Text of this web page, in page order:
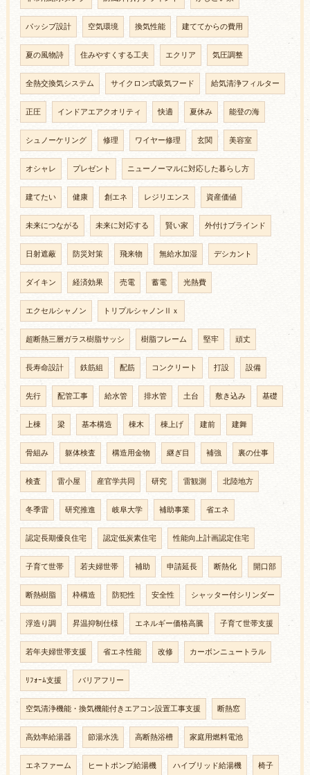
パッシブ設計 空気環境 換気性能 建ててからの費用
夏の風物詩 住みやすくする工夫 エクリア 気圧調整
全熱交換気システム サイクロン式吸気フード 給気清浄フィルター
正圧 インドアエアクオリティ 快適 夏休み 能登の海
シュノーケリング 修理 ワイヤー修理 玄関 美容室
オシャレ プレゼント ニューノーマルに対応した暮らし方
建てたい 健康 創エネ レジリエンス 資産価値
未来につながる 未来に対応する 賢い家 外付けブラインド
日射遮蔽 防災対策 飛来物 無給水加湿 デシカント
ダイキン 経済効果 売電 蓄電 光熱費
エクセルシャノン トリプルシャノンⅡｘ
超断熱三層ガラス樹脂サッシ 樹脂フレーム 堅牢 頑丈
長寿命設計 鉄筋組 配筋 コンクリート 打設 設備
先行 配管工事 給水管 排水管 土台 敷き込み 基礎
上棟 梁 基本構造 棟木 棟上げ 建前 建舞
骨組み 躯体検査 構造用金物 継ぎ目 補強 裏の仕事
検査 雷小屋 産官学共同 研究 雷観測 北陸地方
冬季雷 研究推進 岐阜大学 補助事業 省エネ
認定長期優良住宅 認定低炭素住宅 性能向上計画認定住宅
子育て世帯 若夫婦世帯 補助 申請延長 断熱化 開口部
断熱樹脂 枠構造 防犯性 安全性 シャッター付シリンダー
浮造り調 昇温抑制仕様 エネルギー価格高騰 子育て世帯支援
若年夫婦世帯支援 省エネ性能 改修 カーボンニュートラル
ﾘﾌｫｰﾑ支援 バリアフリー
空気清浄機能・換気機能付きエアコン設置工事支援 断熱窓
高効率給湯器 節湯水洗 高断熱浴槽 家庭用燃料電池
エネファーム ヒートポンプ給湯機 ハイブリッド給湯機 椅子